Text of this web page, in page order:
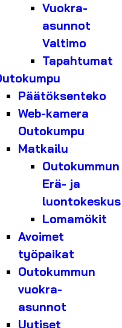
Vuokra-
asunnot
Valtimo
Tapahtumat
Päätöksenteko
Web-kamera
Outokumpu
Matkailu
Outokummun
Erä- ja
luontokeskus
Lomamökit
Avoimet
työpaikat
Outokummun
vuokra-
asunnot
Uutiset